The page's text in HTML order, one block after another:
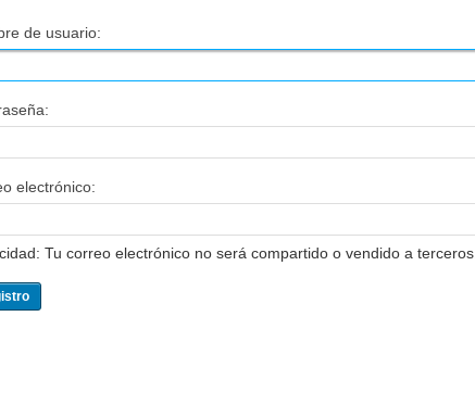
de usuario:
electrónico:
Tu correo electrónico no será compartido o vendido a terceros.